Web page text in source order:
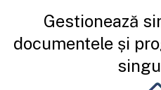
Gestionează
documentele și